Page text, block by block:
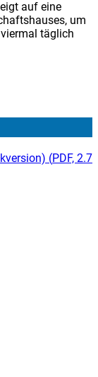
auf eine
um
täglich
(PDF, 2.7